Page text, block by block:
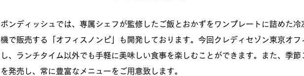
ボンディッシュでは、専属シェフが監修したご飯とおかずをワンプレートに詰めた冷
機で販売する「オフィスノンピ」も開発しております。今回クレディセゾン東京オフ
し、ランチタイム以外でも手軽に美味しい食事を楽しむことができます。また、季
を発売し、常に豊富なメニューをご用意致します。